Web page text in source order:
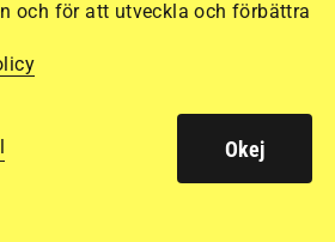
jag inte nå fram till alla
och sa:
när han börjar känna sig
och för att utveckla och förbättra
Okej